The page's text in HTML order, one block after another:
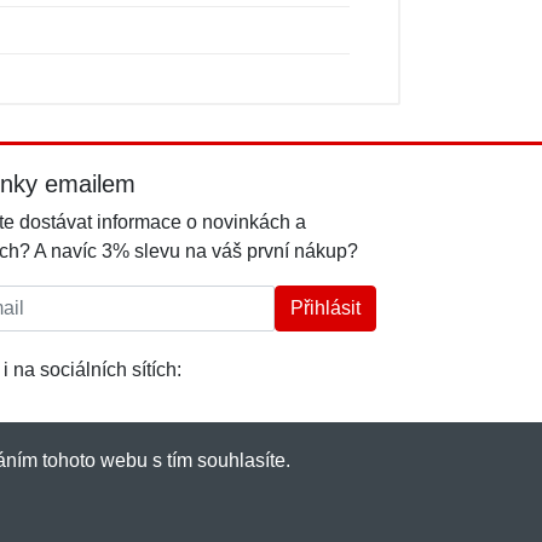
emailem
dostávat informace o novinkách a
A navíc 3% slevu na váš první nákup?
Přihlásit
i na sociálních sítích:
tohoto webu s tím souhlasíte.